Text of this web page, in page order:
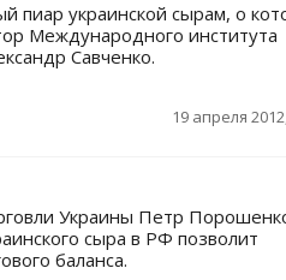
пиар украинской сырам, о
Международного института
Савченко.
19 апреля
Украины Петр
сыра в РФ позволит
баланса.